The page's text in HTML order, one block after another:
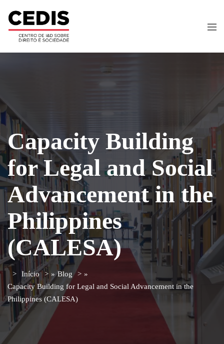
Capacity Building
for Legal and Social
Advancement in the
Philippines
(CALESA)
Início » Blog
»
Capacity Building for Legal and Social Advancement in the
Philippines (CALESA)